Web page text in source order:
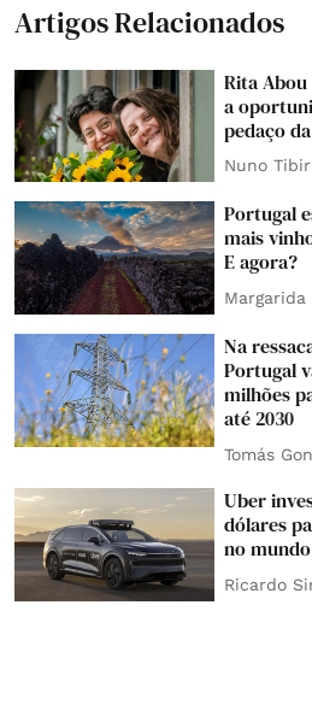
Artigos Relacionados
Rita
a
pedaço
Nuno
Portugal
mais
E agora?
Margarida
Na
Portugal
milhões
até 2030
Tomás
Uber
dólares
no mundo
Ricardo